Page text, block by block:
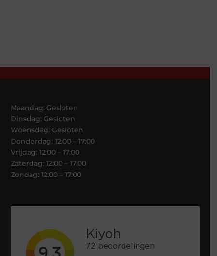
Maandag: Gesloten
Dinsdag: Gesloten
Woensdag: Gesloten
Donderdag: 12:00 – 17:00
Vrijdag: 12:00 – 17:00
Zaterdag: 12:00 – 17:00
Zondag: 12:00 – 17:00